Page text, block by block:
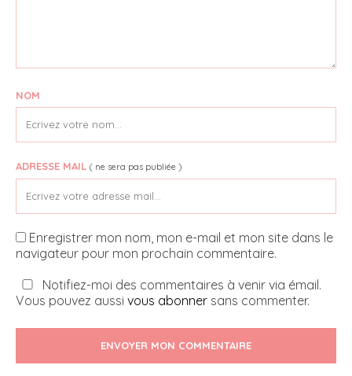
NOM
ADRESSE MAIL ( ne sera pas publiée )
Enregistrer mon nom, mon e-mail et mon site dans le
navigateur pour mon prochain commentaire.
Notifiez-moi des commentaires à venir via émail.
Vous pouvez aussi vous abonner sans commenter.
ENVOYER MON COMMENTAIRE